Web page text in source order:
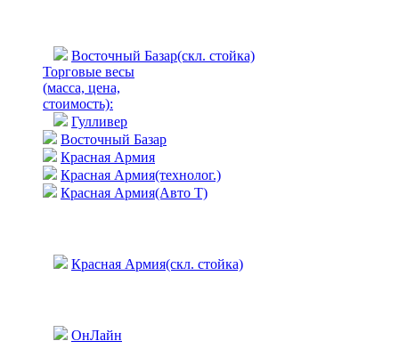
Восточный Базар(скл. стойка)
Торговые весы
(масса, цена,
стоимость):
Гулливер
Восточный Базар
Красная Армия
Красная Армия(технолог.)
Красная Армия(Авто Т)
Красная Армия(скл. стойка)
ОнЛайн